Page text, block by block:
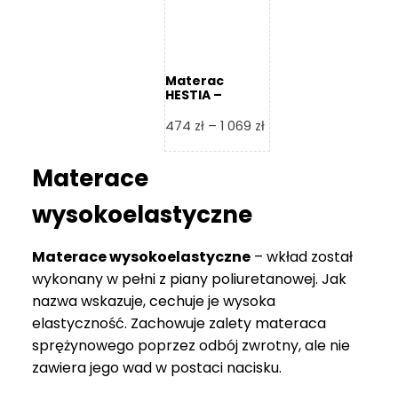
Materac
HESTIA –
474 zł – 1 069 złZakres
cen:
069 zł
Materace
wysokoelastyczne
Materace wysokoelastyczne – wkład został
wykonany w pełni z piany poliuretanowej. Jak
nazwa wskazuje, cechuje je wysoka
elastyczność. Zachowuje zalety materaca
sprężynowego poprzez odbój zwrotny, ale nie
zawiera jego wad w postaci nacisku.